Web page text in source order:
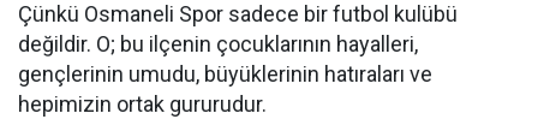
Çünkü Osmaneli Spor sadece bir futbol kulübü
değildir. O; bu ilçenin çocuklarının hayalleri,
gençlerinin umudu, büyüklerinin hatıraları ve
hepimizin ortak gururudur.